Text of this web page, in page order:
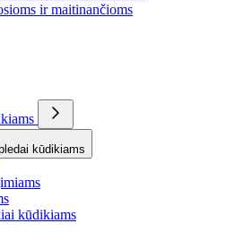
ir maitinančioms
kūdikiams
kūdikiams